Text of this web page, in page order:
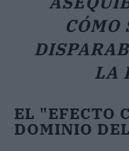
CÓMO
LA
EL "EFECTO
DOMINIO